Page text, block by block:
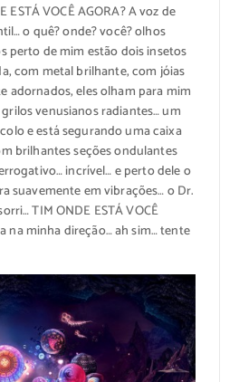
ESTÁ VOCÊ AGORA? A voz de
o quê? onde? você? olhos
perto de mim estão dois insetos
com metal brilhante, com jóias
adornados, eles olham para mim
venusianos radiantes… um
e está segurando uma caixa
brilhantes seções ondulantes
incrível… e perto dele o
suavemente em vibrações… o Dr.
TIM ONDE ESTÁ VOCÊ
na minha direção… ah sim… tente